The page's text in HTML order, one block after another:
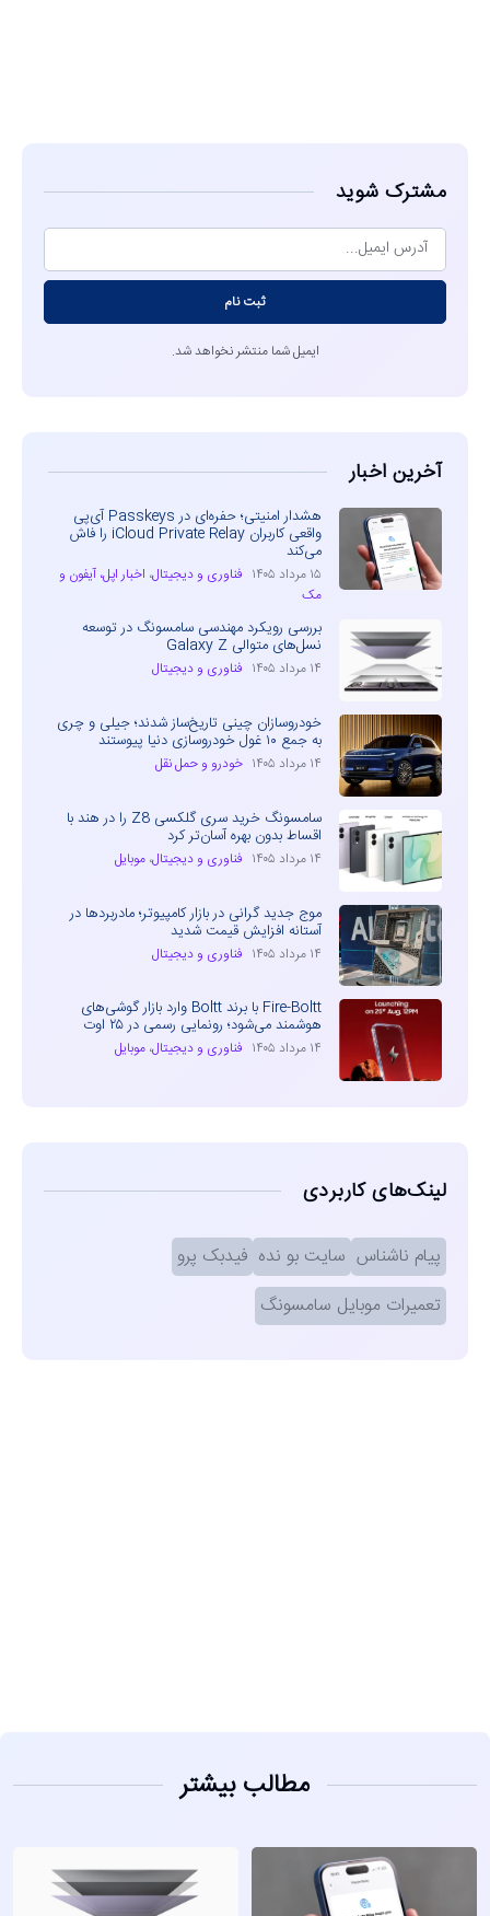
مشترک شوید
ثبت نام
ایمیل شما منتشر نخواهد شد.
آخرین اخبار
هشدار امنیتی؛ حفره‌ای در Passkeys آی‌پی
واقعی کاربران iCloud Private Relay را فاش
می‌کند
۱۵ مرداد ۱۴۰۵ فناوری و دیجیتال، اخبار اپل، آیفون و
مک
بررسی رویکرد مهندسی سامسونگ در توسعه
نسل‌های متوالی Galaxy Z
۱۴ مرداد ۱۴۰۵ فناوری و دیجیتال
خودروسازان چینی تاریخ‌ساز شدند؛ جیلی و چری
به جمع ۱۰ غول خودروسازی دنیا پیوستند
۱۴ مرداد ۱۴۰۵ خودرو و حمل نقل
سامسونگ خرید سری گلکسی Z8 را در هند با
اقساط بدون بهره آسان‌تر کرد
۱۴ مرداد ۱۴۰۵ فناوری و دیجیتال، موبایل
موج جدید گرانی در بازار کامپیوتر؛ مادربردها در
آستانه افزایش قیمت شدید
۱۴ مرداد ۱۴۰۵ فناوری و دیجیتال
Fire-Boltt با برند Boltt وارد بازار گوشی‌های
هوشمند می‌شود؛ رونمایی رسمی در ۲۵ اوت
۱۴ مرداد ۱۴۰۵ فناوری و دیجیتال، موبایل
لینک‌های کاربردی
پیام ناشناس سایت بو نده فیدبک پرو
تعمیرات موبایل سامسونگ
مطالب بیشتر